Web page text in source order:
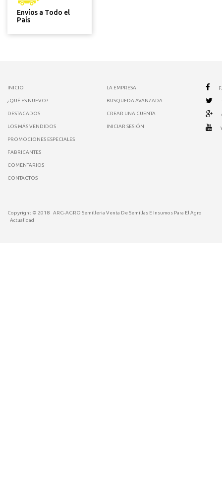
Envíos a Todo el
País
INICIO
¿QUÉ ES NUEVO?
DESTACADOS
LOS MÁS VENDIDOS
PROMOCIONES ESPECIALES
FABRICANTES
COMENTARIOS
CONTACTOS
LA EMPRESA
BUSQUEDA AVANZADA
CREAR UNA CUENTA
INICIAR SESIÓN
Copyright © 2018
ARG-AGRO Semilleria Venta De Semillas E Insumos Para El Agro
Actualidad